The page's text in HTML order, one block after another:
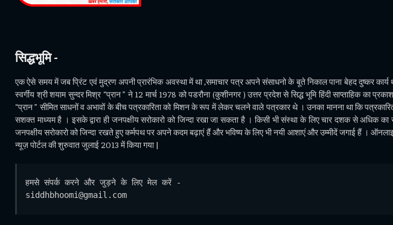
सिद्धभूमि -
एक ऐसे समय में जब प्रिंट एवं मुद्रण अपनी प्रारंभिक अवस्था में था ,समाचार पत्र अपने संसाधनो के बूते निकाल पाना बेहद दुष्कर
स्वर्गीय श्री शयाम सुन्दर मिश्र “प्रान ” ने 12 मार्च 1978 को पडरौना (कुशीनगर ) उत्तर प्रदेश से सिद्ध भूमि हिंदी साप्ताहिक का
“प्रान ” सीमित साधनों व अभावों के बीच पत्रकारिता को मिशन के रूप में लेकर चलने वाले पत्रकार थे । उनका मानना था कि
सशक्त माध्यम है । इसके द्वारा ही जनपक्षीय सरोकारो को जिन्दा रखा जा सकता है । किसी भी संस्था के लिए चार दशक से अधिक का
जनपक्षीय सरोकारो को जिन्दा रखते हुए कर्मपथ पर अपने कदम बढ़ाएं हैं और भविष्य के लिए भी नयी आशाएं और उम्मीदें जगाई हैं ।
न्यूज़ पोर्टल की शुरुवात जुलाई 2013 में किया गया |
हमसे संपर्क करने और जुड़ने के लिए मेल करें -
siddhbhoomi@gmail.com